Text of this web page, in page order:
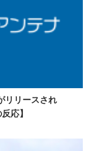
リリースされ
応】